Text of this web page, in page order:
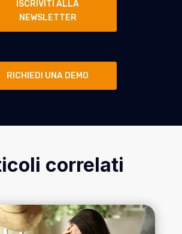
ISCRIVITI ALLA
NEWSLETTER
RICHIEDI UNA DEMO
correlati